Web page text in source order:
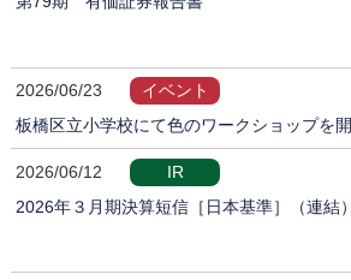
2026/06/23
イベント
板橋区立小学校にて色のワークショップを
2026/06/12
IR
2026年３月期決算短信［日本基準］（連結